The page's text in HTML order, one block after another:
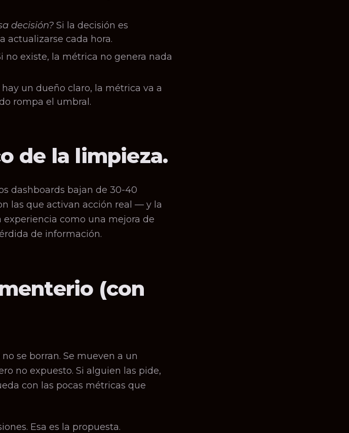
decisión?Si la decisión es
actualizarse cada hora.
no existe, la métrica no genera nada
un dueño claro, la métrica va a
rompa el umbral.
de la limpieza.
dashboards bajan de 30-40
las que activan acción real — y la
como una mejora de
de información.
(con
se borran. Se mueven a un
no expuesto. Si alguien las pide,
con las pocas métricas que
Esa es la propuesta.